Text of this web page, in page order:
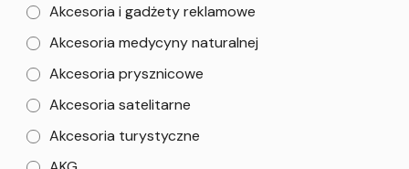
Akcesoria i gadżety reklamowe
Akcesoria medycyny naturalnej
Akcesoria prysznicowe
Akcesoria satelitarne
Akcesoria turystyczne